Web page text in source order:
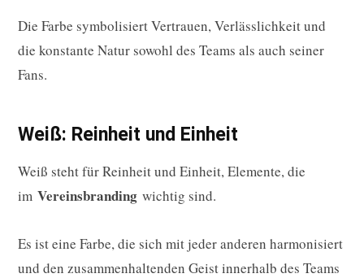
Die Farbe symbolisiert Vertrauen, Verlässlichkeit und
die konstante Natur sowohl des Teams als auch seiner
Fans.
Weiß: Reinheit und Einheit
Weiß steht für Reinheit und Einheit, Elemente, die
im Vereinsbranding wichtig sind.
Es ist eine Farbe, die sich mit jeder anderen harmonisiert
und den zusammenhaltenden Geist innerhalb des Teams